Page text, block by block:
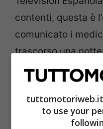
contenti, questa è
comunicato i
trascorso una
serenità e afferma
episodio gli
to use your